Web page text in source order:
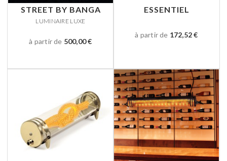
STREET BY BANGA
LUMINAIRE LUXE
à partir de 500,00 €
ESSENTIEL
à partir de 172,52 €